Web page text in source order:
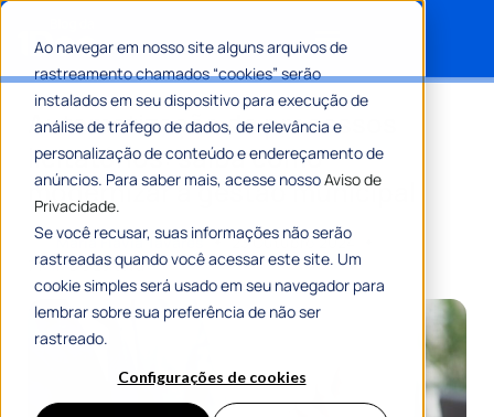
Ao navegar em nosso site alguns arquivos de
rastreamento chamados “cookies” serão
instalados em seu dispositivo para execução de
análise de tráfego de dados, de relevância e
personalização de conteúdo e endereçamento de
anúncios. Para saber mais, acesse nossoAviso de
Privacidade.
Se você recusar, suas informações não serão
rastreadas quando você acessar este site. Um
cookie simples será usado em seu navegador para
lembrar sobre sua preferência de não ser
rastreado.
Configurações de cookies
Automatização de processos
licitatórios: saiba como
modernizar a gestão municipal
Por Maria Flávia Tavares
23 Outubro 2024
7 Min De Leitura